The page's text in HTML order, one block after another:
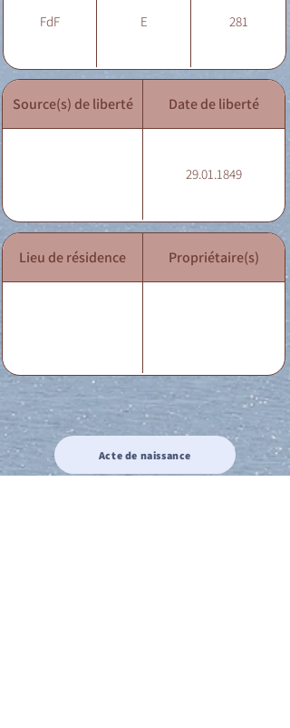
FdF E 281
Source(s) de liberté Date de liberté
29.01.1849
Lieu de résidence Propriétaire(s)
Acte de naissance